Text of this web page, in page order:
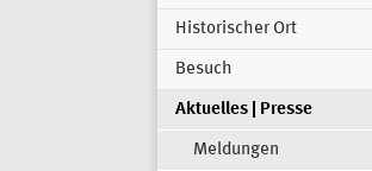
Historischer Ort
Besuch
Aktuelles | Presse
Meldungen